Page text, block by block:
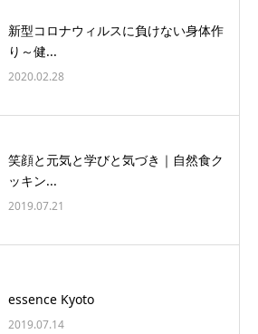
新型コロナウィルスに負けない身体作
り～健...
2020.02.28
笑顔と元気と学びと気づき｜自然食ク
ッキン...
2019.07.21
essence Kyoto
2019.07.14